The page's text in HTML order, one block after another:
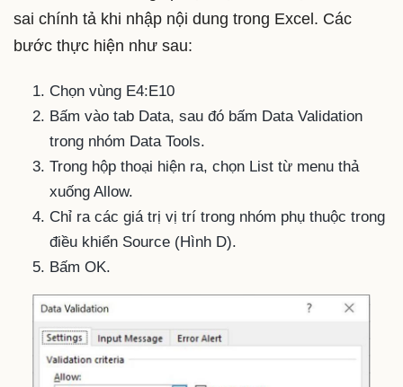
sai chính tả khi nhập nội dung trong Excel. Các
bước thực hiện như sau:
Chọn vùng E4:E10
Bấm vào tab Data, sau đó bấm Data Validation
trong nhóm Data Tools.
Trong hộp thoại hiện ra, chọn List từ menu thả
xuống Allow.
Chỉ ra các giá trị vị trí trong nhóm phụ thuộc trong
điều khiển Source (Hình D).
Bấm OK.